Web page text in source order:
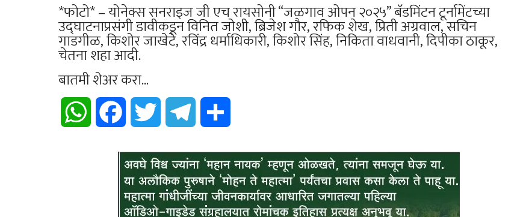
*फोटो* – योनेक्स सनराइज जी एच रायसोनी “जळगाव ओपन २०२५” बॅडमिंटन टूर्नामेंटच्या
उद्घाटनाप्रसंगी डावीकडून विनित जोशी, ब्रिजेश गौर, रफिक शेख, प्रिती अग्रवाल, सचिन
गाडगीळ, किशोर जाखेटे, रविंद्र धर्माधिकारी, किशोर सिंह, निकिता वाधवानी, दिपीका ठाकूर,
चेतना शहा आदी.
बातमी शेअर करा...
WhatsApp Facebook Twitter Telegram